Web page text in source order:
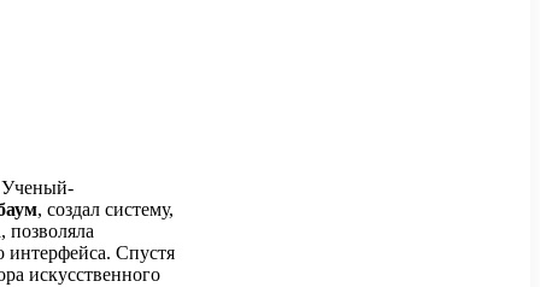
Ученый-
, создал систему,
позволяла
интерфейса. Спустя
искусственного